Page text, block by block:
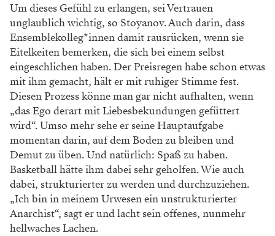
Um dieses Gefühl zu erlangen, sei Vertrauen
unglaublich wichtig, so Stoyanov. Auch darin, dass
Ensemblekolleg*innen damit rausrücken, wenn sie
Eitelkeiten bemerken, die sich bei einem selbst
eingeschlichen haben. Der Preisregen habe schon etwas
mit ihm gemacht, hält er mit ruhiger Stimme fest.
Diesen Prozess könne man gar nicht aufhalten, wenn
„das Ego derart mit Liebesbekundungen gefüttert
wird“. Umso mehr sehe er seine Hauptaufgabe
momentan darin, auf dem Boden zu bleiben und
Demut zu üben. Und natürlich: Spaß zu haben.
Basketball hätte ihm dabei sehr geholfen. Wie auch
dabei, strukturierter zu werden und durchzuziehen.
„Ich bin in meinem Urwesen ein unstrukturierter
Anarchist“, sagt er und lacht sein offenes, nunmehr
hellwaches Lachen.